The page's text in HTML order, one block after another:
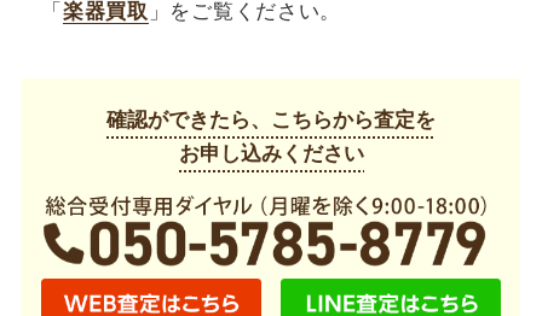
「 楽器買取 」をご覧ください。
確認ができたら、こちらから査定を
お申し込みください